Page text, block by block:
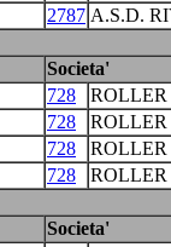
2787 A.S.D.
Societa'
728
728
728
728
Societa'